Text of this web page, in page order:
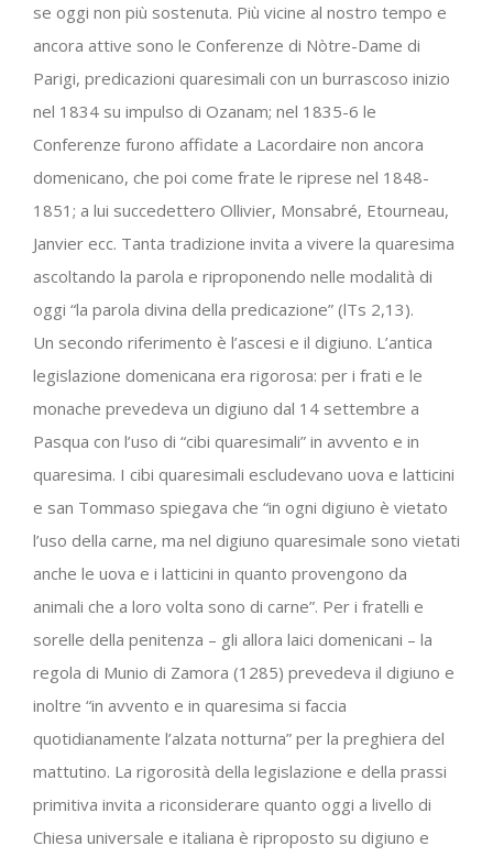
se oggi non più sostenuta. Più vicine al nostro tempo e
ancora attive sono le Conferenze di Nòtre-Dame di
Parigi, predicazioni quaresimali con un burrascoso inizio
nel 1834 su impulso di Ozanam; nel 1835-6 le
Conferenze furono affidate a Lacordaire non ancora
domenicano, che poi come frate le riprese nel 1848-
1851; a lui succedettero Ollivier, Monsabré, Etourneau,
Janvier ecc. Tanta tradizione invita a vivere la quaresima
ascoltando la parola e riproponendo nelle modalità di
oggi “la parola divina della predicazione” (lTs 2,13).
Un secondo riferimento è l’ascesi e il digiuno. L’antica
legislazione domenicana era rigorosa: per i frati e le
monache prevedeva un digiuno dal 14 settembre a
Pasqua con l’uso di “cibi quaresimali” in avvento e in
quaresima. I cibi quaresimali escludevano uova e latticini
e san Tommaso spiegava che “in ogni digiuno è vietato
l’uso della carne, ma nel digiuno quaresimale sono vietati
anche le uova e i latticini in quanto provengono da
animali che a loro volta sono di carne”. Per i fratelli e
sorelle della penitenza – gli allora laici domenicani – la
regola di Munio di Zamora (1285) prevedeva il digiuno e
inoltre “in avvento e in quaresima si faccia
quotidianamente l’alzata notturna” per la preghiera del
mattutino. La rigorosità della legislazione e della prassi
primitiva invita a riconsiderare quanto oggi a livello di
Chiesa universale e italiana è riproposto su digiuno e